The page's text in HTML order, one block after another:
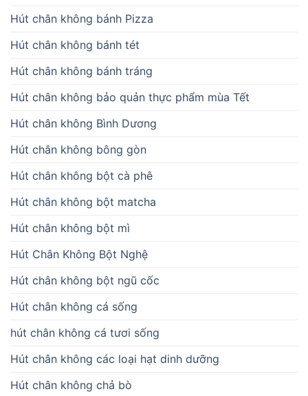
Hút chân không bánh Pizza
Hút chân không bánh tét
Hút chân không bánh tráng
Hút chân không bảo quản thực phẩm mùa Tết
Hút chân không Bình Dương
Hút chân không bông gòn
Hút chân không bột cà phê
Hút chân không bột matcha
Hút chân không bột mì
Hút Chân Không Bột Nghệ
Hút chân không bột ngũ cốc
Hút chân không cá sống
hút chân không cá tươi sống
Hút chân không các loại hạt dinh dưỡng
Hút chân không chả bò